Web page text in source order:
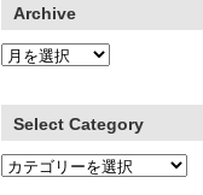
Archive
Archive
Select Category
Select